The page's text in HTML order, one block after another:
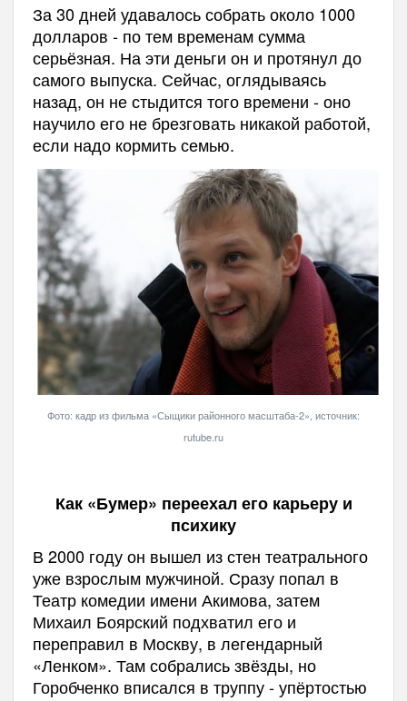
За 30 дней удавалось собрать около 1000
долларов - по тем временам сумма
серьёзная. На эти деньги он и протянул до
самого выпуска. Сейчас, оглядываясь
назад, он не стыдится того времени - оно
научило его не брезговать никакой работой,
если надо кормить семью.
Фото: кадр из фильма «Сыщики районного масштаба-2», источник:
rutube.ru
Как «Бумер» переехал его карьеру и
психику
В 2000 году он вышел из стен театрального
уже взрослым мужчиной. Сразу попал в
Театр комедии имени Акимова, затем
Михаил Боярский подхватил его и
переправил в Москву, в легендарный
«Ленком». Там собрались звёзды, но
Горобченко вписался в труппу - упёртостью